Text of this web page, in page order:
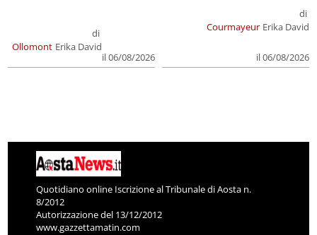
Ollomont
di
Erika David
il 06/08/2026
Courmayeur
di
Erika David
il 06/08/2026
Quotidiano online Iscrizione al Tribunale di Aosta n.
8/2012
Autorizzazione del 13/12/2012
www.gazzettamatin.com